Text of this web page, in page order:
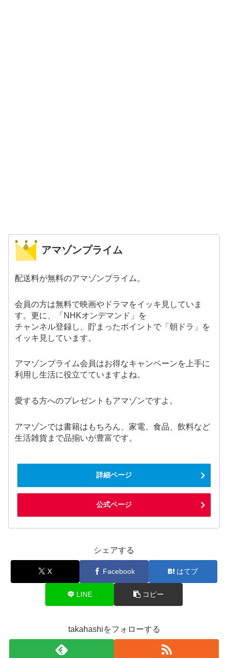
アマゾンプライム
配送料が無料のアマゾンプライム。
会員の方は無料で映画やドラマをイッキ見していま
す。更に、「NHKオンデマンド」を
チャンネル登録し、貯まったポイントで「朝ドラ」を
イッキ見しています。
アマゾンプライム会員はお得なキャンペーンを上手に
利用し生活に役立てていますよね。
愛する方へのプレゼントもアマゾンですよ。
アマゾンでは書籍はもちろん、家電、食品、飲料など
生活雑貨まで品揃いが豊富です。
詳細ページ
公式ページ
シェアする
X Facebook はてブ
LINE コピー
takahashiをフォローする